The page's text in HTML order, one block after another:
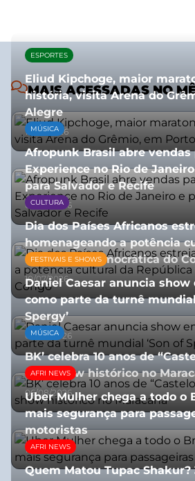
MAIS ACESSADAS NO
ESPORTES
Eliud Kipchoge, maior
história, visita Arena do
Alegre
10/07/2026
MÚSICA
Afropunk Brasil abre vendas
Experience no Rio de
para Salvador e Recife
03/08/2026
CULTURA
Dia dos Países Africanos
homenageando a potência
República Democrática do
10/07/2026
FESTIVAIS E SHOWS
Daniel Caesar anuncia show
como parte da turnê mundial
Spergy’
05/08/2026
MÚSICA
BK’ celebra 10 anos de
com show histórico no
06/08/2026
AFRI NEWS
Uber Mulher chega a todo o
mais segurança para
motoristas
10/07/2026
AFRI NEWS
Quem Matou Tupac Shakur?